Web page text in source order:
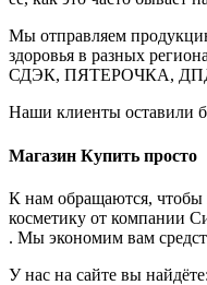
Мы отправляем
здоровья в разных
СДЭК, ПЯТЕРОЧКА,
Наши клиенты оставили
Магазин Купить просто
К нам обращаются,
косметику от компании
. Мы экономим вам
У нас на сайте вы найдёте: